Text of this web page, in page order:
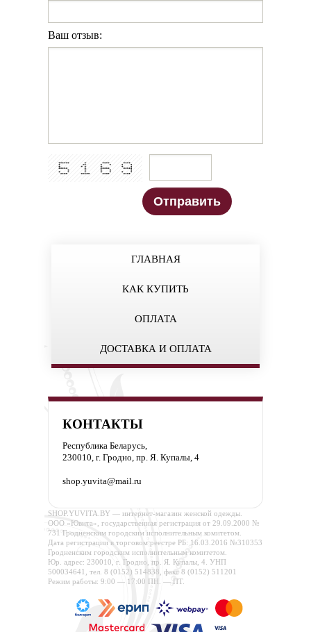
Ваш отзыв:
ГЛАВНАЯ
КАК КУПИТЬ
ОПЛАТА
ДОСТАВКА И ОПЛАТА
КОНТАКТЫ
Республика Беларусь,
230010, г. Гродно, пр. Я. Купалы, 4
shop.yuvita@mail.ru
SHOP.YUVITA.BY — интернет-магазин женской одежды.
ООО «Ювита», государственная регистрация от 29.09.2000 №
731 Гродненским городским исполнительным комитетом.
Дата регистрации в торговом реестре РБ: 16.03.2016 №310353
Гродненским городским исполнительным комитетом.
Юр. адрес: 230010, г. Гродно, пр. Я. Купалы, 4. УНП
500034641, тел. 8 (0152) 514838, факс 8 (0152) 511201
Режим работы: 9:00 — 17:00 ПН. — ПТ.